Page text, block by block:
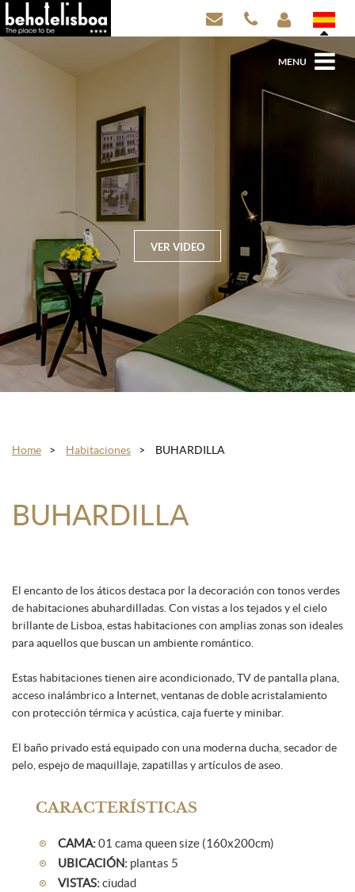
MENU
VER VIDEO
Home Habitaciones BUHARDILLA
BUHARDILLA
El encanto de los áticos destaca por la decoración con tonos verdes
de habitaciones abuhardilladas. Con vistas a los tejados y el cielo
brillante de Lisboa, estas habitaciones con amplias zonas son ideales
para aquellos que buscan un ambiente romántico.
Estas habitaciones tienen aire acondicionado, TV de pantalla plana,
acceso inalámbrico a Internet, ventanas de doble acristalamiento
con protección térmica y acústica, caja fuerte y minibar.
El baño privado está equipado con una moderna ducha, secador de
pelo, espejo de maquillaje, zapatillas y artículos de aseo.
CARACTERÍSTICAS
CAMA:01 cama queen size (160x200cm)
UBICACIÓN: plantas 5
VISTAS:ciudad